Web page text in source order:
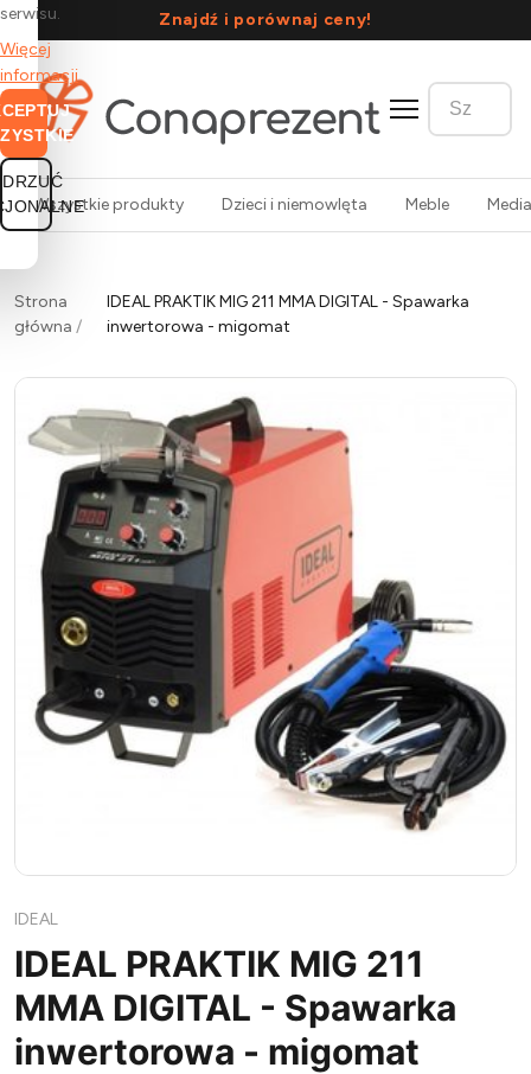
Znajdź i porównaj ceny!
Wszystkie produkty Dzieci i niemowlęta Meble Media
Strona
główna /
IDEAL PRAKTIK MIG 211 MMA DIGITAL - Spawarka
inwertorowa - migomat
IDEAL
IDEAL PRAKTIK MIG 211
MMA DIGITAL - Spawarka
inwertorowa - migomat
serwisu.
Więcej
informacji